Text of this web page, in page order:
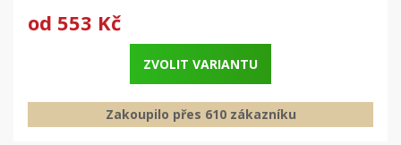
od 553 Kč
ZVOLIT VARIANTU
Zakoupilo přes 610 zákazníku